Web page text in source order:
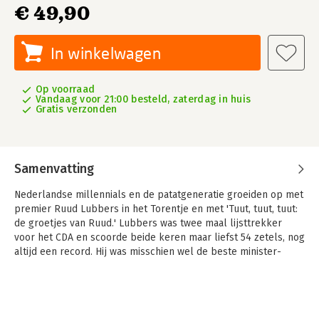
€ 49,90
In winkelwagen
Op voorraad
Vandaag voor 21:00 besteld, zaterdag in huis
Gratis verzonden
Samenvatting
Nederlandse millennials en de patatgeneratie groeiden op met
premier Ruud Lubbers in het Torentje en met 'Tuut, tuut, tuut:
de groetjes van Ruud.' Lubbers was twee maal lijsttrekker
voor het CDA en scoorde beide keren maar liefst 54 zetels, nog
altijd een record. Hij was misschien wel de beste minister-